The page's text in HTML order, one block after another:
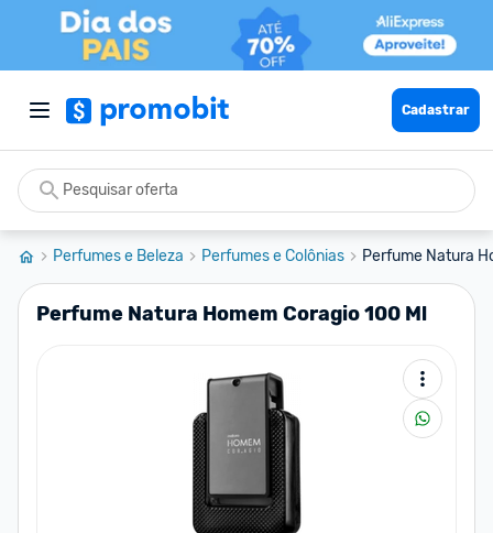
Cadastrar
Perfumes e Beleza Perfumes e Colônias Perfume Natura
Perfume Natura Homem Coragio 100 Ml